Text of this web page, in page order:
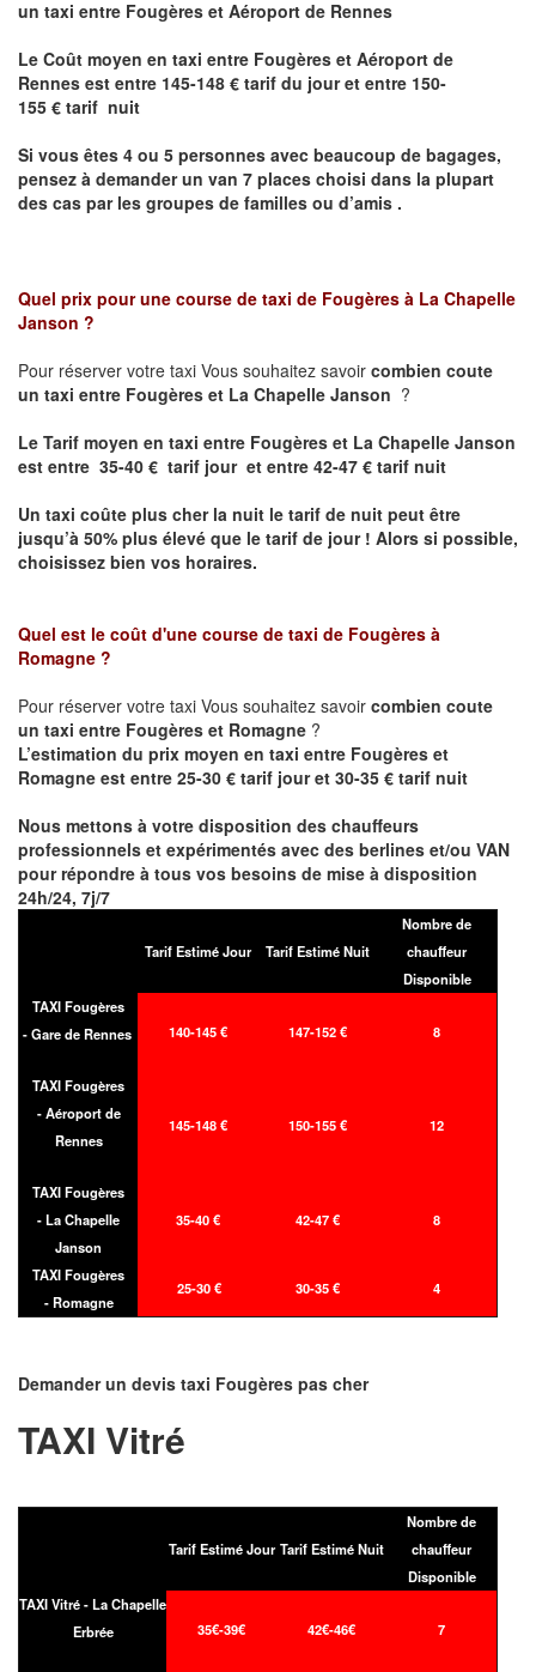
un taxi entre Fougères et Aéroport de Rennes
Le Coût moyen en taxi entre Fougères et Aéroport de
Rennes est entre 145-148 € tarif du jour et entre 150-
155 € tarif nuit
Si vous êtes 4 ou 5 personnes avec beaucoup de bagages,
pensez à demander un van 7 places choisi dans la plupart
des cas par les groupes de familles ou d’amis .
Quel prix pour une course de taxi de Fougères à La Chapelle
Janson ?
Pour réserver votre taxi Vous souhaitez savoir combien coute
un taxi entre Fougères et La Chapelle Janson ?
Le Tarif moyen en taxi entre Fougères et La Chapelle Janson
est entre 35-40 € tarif jour et entre 42-47 € tarif nuit
Un taxi coûte plus cher la nuit le tarif de nuit peut être
jusqu’à 50% plus élevé que le tarif de jour ! Alors si possible,
choisissez bien vos horaires.
Quel est le coût d'une course de taxi de Fougères à
Romagne ?
Pour réserver votre taxi Vous souhaitez savoir combien coute
un taxi entre Fougères et Romagne ?
L’estimation du prix moyen en taxi entre Fougères et
Romagne est entre 25-30 € tarif jour et 30-35 € tarif nuit
Nous mettons à votre disposition des chauffeurs
professionnels et expérimentés avec des berlines et/ou VAN
pour répondre à tous vos besoins de mise à disposition
24h/24, 7j/7
Tarif Estimé Jour Tarif Estimé Nuit
Nombre de
chauffeur
Disponible
TAXI Fougères
- Gare de Rennes
140-145 € 147-152 € 8
TAXI Fougères
- Aéroport de
Rennes
145-148 € 150-155 € 12
TAXI Fougères
- La Chapelle
Janson
35-40 € 42-47 € 8
TAXI Fougères
- Romagne
25-30 € 30-35 € 4
Demander un devis taxi Fougères pas cher
TAXI Vitré
Tarif Estimé Jour Tarif Estimé Nuit
Nombre de
chauffeur
Disponible
TAXI Vitré - La Chapelle
Erbrée
35€-39€ 42€-46€ 7